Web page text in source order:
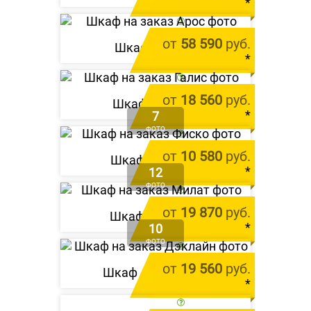
цена за 1 м.п.
от 58 590 руб.
*
цена за 1 м.п.
Шкаф « Арос»
от 18 560 руб.
*
цена за 1 м.п.
Шкаф «Галис»
7
ФОТО
от 10 580 руб.
*
цена за 1 м.п.
Шкаф «Фиско»
12
ФОТО
от 19 870 руб.
*
цена за 1 м.п.
Шкаф «Милат»
10
ФОТО
от 19 560 руб.
*
Шкаф « Дэклайн »